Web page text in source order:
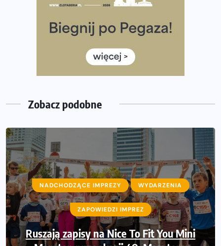
Rozbiegany Olsztyn szykuje się na weekend z
Już w tę sobotę 35. Bieg Powstania Warszawskiego.
Wystartuje rekordowa liczba uczestników
35. Bieg Powstania Warszawskiego – praktyczny
poradnik przed startem
Zobacz podobne
NADCHODZĄCE IMPREZY WYDARZENIA
ZAPOWIEDZI IMPREZ
Ruszają zapisy na Nice To Fit You Mini
NADCHODZĄCE IMPREZY WYDARZENIA
ZAPOWIEDZI IMPREZ
Sprawdzone trasy wracają! Poznaj